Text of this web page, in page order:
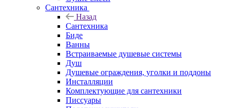
Сантехника
Назад
Сантехника
Биде
Ванны
Встраиваемые душевые системы
Душ
Душевые ограждения, уголки и поддоны
Инсталляции
Комплектующие для сантехники
Писсуары